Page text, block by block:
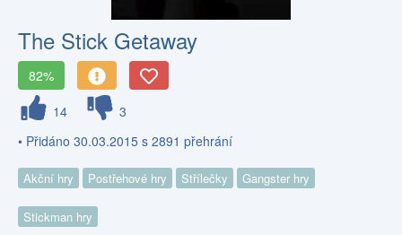
The Stick Getaway
82%
14
3
• Přidáno 30.03.2015 s 2891 přehrání
Akční hry Postřehové hry Střílečky Gangster hry
Stickman hry